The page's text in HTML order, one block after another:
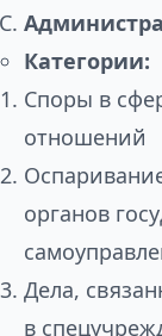
Категории:
Споры в
отношений
органов
Дела,
в